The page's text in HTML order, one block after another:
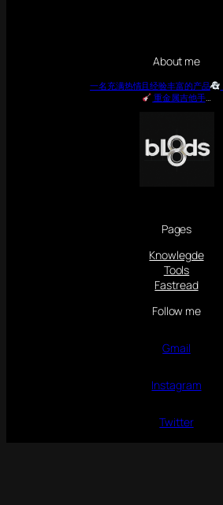
About me
一名充满热情且经验丰富的产品
重金属吉他手…
Pages
Knowlegde
Tools
Fastread
Follow me
Gmail
Instagram
Twitter